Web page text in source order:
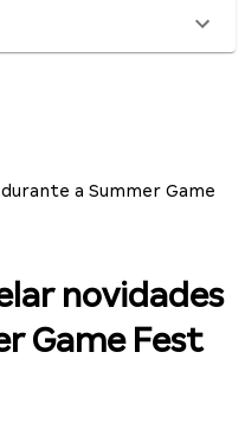
a Summer Game
novidades
Game Fest